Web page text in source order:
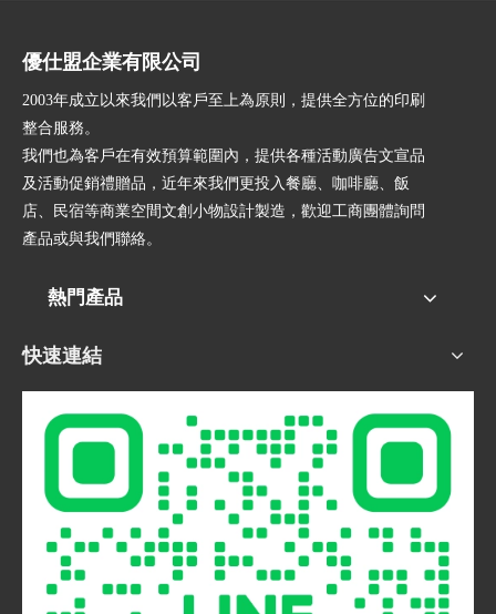
優仕盟企業有限公司
2003年成立以來我們以客戶至上為原則，提供全方位的印刷
整合服務。
我們也為客戶在有效預算範圍內，提供各種活動廣告文宣品
及活動促銷禮贈品，近年來我們更投入餐廳、咖啡廳、飯
店、民宿等商業空間文創小物設計製造，歡迎工商團體詢問
產品或與我們聯絡。
熱門產品
快速連結